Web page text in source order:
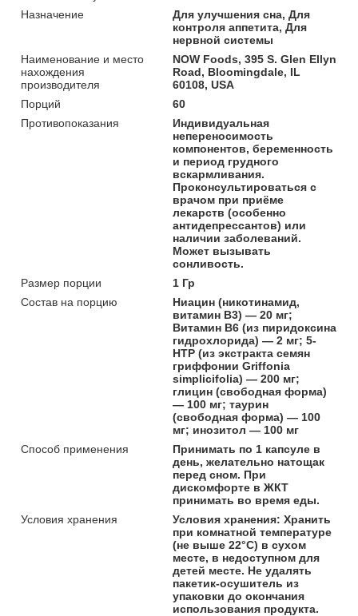
Назначение
Для улучшения сна, Для
контроля аппетита, Для
нервной системы
Наименование и место
нахождения
производителя
NOW Foods, 395 S. Glen Ellyn
Road, Bloomingdale, IL
60108, USA
Порций
60
Противопоказания
Индивидуальная
непереносимость
компонентов, беременность
и период грудного
вскармливания.
Проконсультироваться с
врачом при приёме
лекарств (особенно
антидепрессантов) или
наличии заболеваний.
Может вызывать
сонливость.
Размер порции
1 Гр
Состав на порцию
Ниацин (никотинамид,
витамин B3) — 20 мг;
Витамин B6 (из пиридоксина
гидрохлорида) — 2 мг; 5-
HTP (из экстракта семян
гриффонии Griffonia
simplicifolia) — 200 мг;
глицин (свободная форма)
— 100 мг; таурин
(свободная форма) — 100
мг; инозитол — 100 мг
Способ применения
Принимать по 1 капсуле в
день, желательно натощак
перед сном. При
дискомфорте в ЖКТ
принимать во время еды.
Условия хранения
Условия хранения: Хранить
при комнатной температуре
(не выше 22°C) в сухом
месте, в недоступном для
детей месте. Не удалять
пакетик-осушитель из
упаковки до окончания
использования продукта.